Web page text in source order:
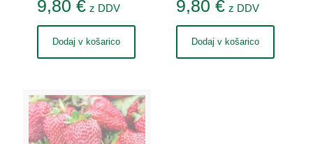
9,80 € z DDV
Dodaj v košarico
9,80 € z DDV
Dodaj v košarico